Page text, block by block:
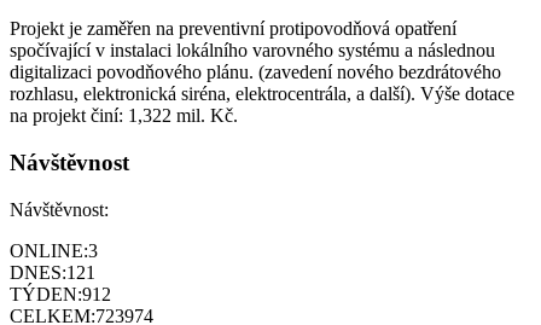
Projekt je zaměřen na preventivní protipovodňová opatření
spočívající v instalaci lokálního varovného systému a následnou
digitalizaci povodňového plánu. (zavedení nového bezdrátového
rozhlasu, elektronická siréna, elektrocentrála, a další). Výše dotace
na projekt činí: 1,322 mil. Kč.
Návštěvnost
Návštěvnost:
ONLINE:3
DNES:121
TÝDEN:912
CELKEM:723974